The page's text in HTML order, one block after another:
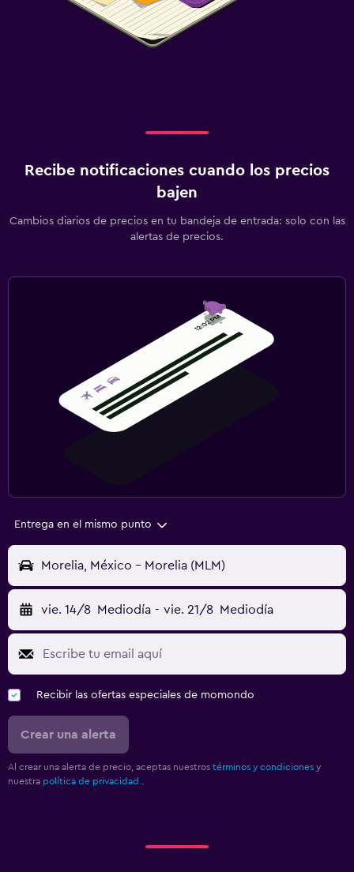
Recibe notificaciones cuando los precios
bajen
Cambios diarios de precios en tu bandeja de entrada: solo con las
alertas de precios.
Entrega en el mismo punto
Morelia, México - Morelia (MLM)
vie. 14/8 Mediodía - vie. 21/8 Mediodía
Recibir las ofertas especiales de momondo
Crear una alerta
Al crear una alerta de precio, aceptas nuestros términos y condiciones y
nuestra política de privacidad..